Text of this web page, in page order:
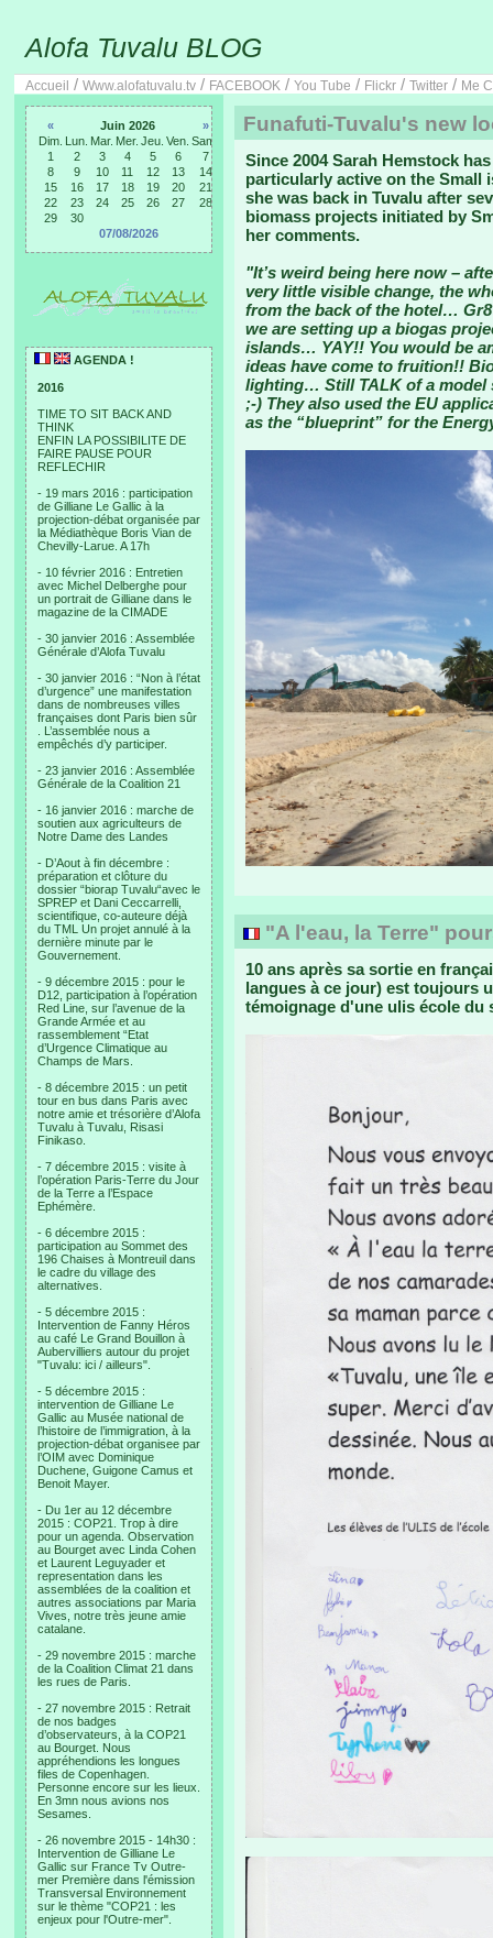
Alofa Tuvalu BLOG
Accueil / Www.alofatuvalu.tv / FACEBOOK / You Tube / Flickr / Twitter / Me
« Juin 2026
»
Dim. Lun. Mar. Mer. Jeu. Ven. Sam.
1
2 3 4 5 6
7
8
9 10 11 12 13
14
15
16 17 18 19 20
21
22
23 24 25 26 27
28
29
30
07/08/2026
AGENDA !
2016
TIME TO SIT BACK AND
THINK
ENFIN LA POSSIBILITE DE
FAIRE PAUSE POUR
REFLECHIR
- 19 mars 2016 : participation
de Gilliane Le Gallic à la
projection-débat organisée par
la Médiathèque Boris Vian de
Chevilly-Larue. A 17h
- 10 février 2016 : Entretien
avec Michel Delberghe pour
un portrait de Gilliane dans le
magazine de la CIMADE
- 30 janvier 2016 : Assemblée
Générale d’Alofa Tuvalu
- 30 janvier 2016 : “Non à l’état
d’urgence” une manifestation
dans de nombreuses villes
françaises dont Paris bien sûr
. L’assemblée nous a
empêchés d’y participer.
- 23 janvier 2016 : Assemblée
Générale de la Coalition 21
- 16 janvier 2016 : marche de
soutien aux agriculteurs de
Notre Dame des Landes
- D’Aout à fin décembre :
préparation et clôture du
dossier “biorap Tuvalu“avec le
SPREP et Dani Ceccarrelli,
scientifique, co-auteure déjà
du TML Un projet annulé à la
dernière minute par le
Gouvernement.
- 9 décembre 2015 : pour le
D12, participation à l’opération
Red Line, sur l’avenue de la
Grande Armée et au
rassemblement “Etat
d’Urgence Climatique au
Champs de Mars.
- 8 décembre 2015 : un petit
tour en bus dans Paris avec
notre amie et trésorière d’Alofa
Tuvalu à Tuvalu, Risasi
Finikaso.
- 7 décembre 2015 : visite à
l’opération Paris-Terre du Jour
de la Terre a l’Espace
Ephémère.
- 6 décembre 2015 :
participation au Sommet des
196 Chaises à Montreuil dans
le cadre du village des
alternatives.
- 5 décembre 2015 :
Intervention de Fanny Héros
au café Le Grand Bouillon à
Aubervilliers autour du projet
"Tuvalu: ici / ailleurs".
- 5 décembre 2015 :
intervention de Gilliane Le
Gallic au Musée national de
l’histoire de l’immigration, à la
projection-débat organisee par
l’OIM avec Dominique
Duchene, Guigone Camus et
Benoit Mayer.
- Du 1er au 12 décembre
2015 : COP21. Trop à dire
pour un agenda. Observation
au Bourget avec Linda Cohen
et Laurent Leguyader et
representation dans les
assemblées de la coalition et
autres associations par Maria
Vives, notre très jeune amie
catalane.
- 29 novembre 2015 : marche
de la Coalition Climat 21 dans
les rues de Paris.
- 27 novembre 2015 : Retrait
de nos badges
d’observateurs, à la COP21
au Bourget. Nous
appréhendions les longues
files de Copenhagen.
Personne encore sur les lieux.
En 3mn nous avions nos
Sesames.
- 26 novembre 2015 - 14h30 :
Intervention de Gilliane Le
Gallic sur France Tv Outre-
mer Première dans l'émission
Transversal Environnement
sur le thème "COP21 : les
enjeux pour l'Outre-mer".
Funafuti-Tuvalu's new
Since 2004 Sarah Hemstock
particularly active on the Small
she was back in Tuvalu after
biomass projects initiated by
her comments.
"It’s weird being here now –
very little visible change, the
from the back of the hotel…
we are setting up a biogas
islands… YAY!! You would be
ideas have come to fruition!!
lighting… Still TALK of a model
;-) They also used the EU
as the “blueprint” for the
"A l'eau, la Terre"
10 ans après sa sortie en
langues à ce jour) est toujours
témoignage d'une ulis école du